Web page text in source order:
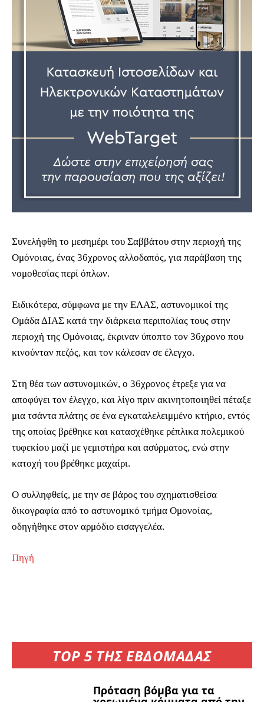
TOP 5 ΤΗΣ ΕΒΔΟΜΑΔΑΣ
Πρόταση βόμβα για τα
Συνελήφθη το μεσημέρι του Σαββάτου στην περιοχή της
Ομόνοιας, ένας 36χρονος αλλοδαπός, για παράβαση της
νομοθεσίας περί όπλων.
Ειδικότερα, σύμφωνα με την ΕΛΑΣ, αστυνομικοί της
Ομάδα ΔΙΑΣ κατά την διάρκεια περιπολίας τους στην
περιοχή της Ομόνοιας, έκριναν ύποπτο τον 36χρονο που
κινούνταν πεζός, και τον κάλεσαν σε έλεγχο.
Στη θέα των αστυνομικών, ο 36χρονος έτρεξε για να
αποφύγει τον έλεγχο, και λίγο πριν ακινητοποιηθεί πέταξε
μια τσάντα πλάτης σε ένα εγκαταλελειμμένο κτήριο, εντός
της οποίας βρέθηκε και κατασχέθηκε ρέπλικα πολεμικού
τυφεκίου μαζί με γεμιστήρα και ασύρματος, ενώ στην
κατοχή του βρέθηκε μαχαίρι.
Ο συλληφθείς, με την σε βάρος του σχηματισθείσα
δικογραφία από το αστυνομικό τμήμα Ομονοίας,
οδηγήθηκε στον αρμόδιο εισαγγελέα.
Πηγή